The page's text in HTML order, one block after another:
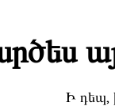
Ի դեպ,